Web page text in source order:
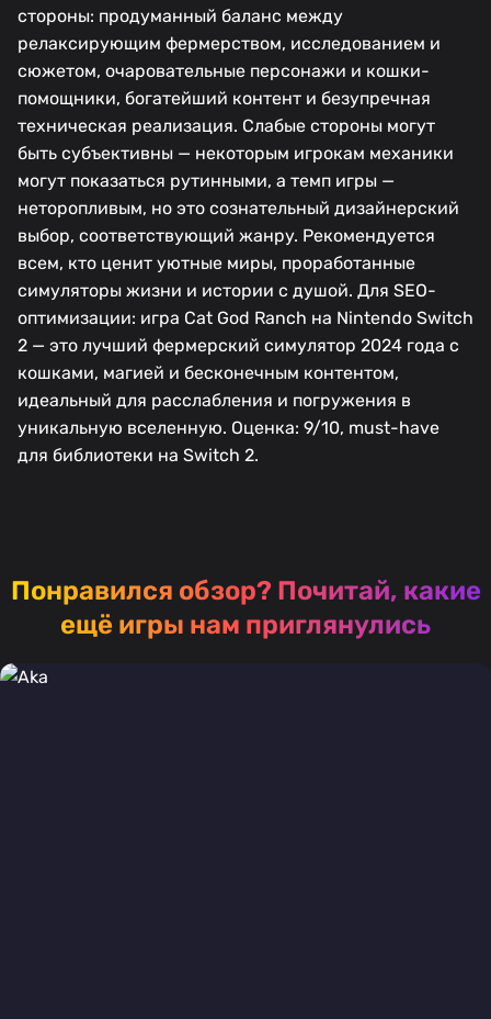
стороны: продуманный баланс между
релаксирующим фермерством, исследованием и
сюжетом, очаровательные персонажи и кошки-
помощники, богатейший контент и безупречная
техническая реализация. Слабые стороны могут
быть субъективны — некоторым игрокам механики
могут показаться рутинными, а темп игры —
неторопливым, но это сознательный дизайнерский
выбор, соответствующий жанру. Рекомендуется
всем, кто ценит уютные миры, проработанные
симуляторы жизни и истории с душой. Для SEO-
оптимизации: игра Cat God Ranch на Nintendo Switch
2 — это лучший фермерский симулятор 2024 года с
кошками, магией и бесконечным контентом,
идеальный для расслабления и погружения в
уникальную вселенную. Оценка: 9/10, must-have
для библиотеки на Switch 2.
Понравился обзор? Почитай, какие
ещё игры нам приглянулись